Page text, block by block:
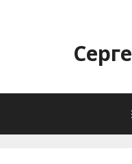
содержимому